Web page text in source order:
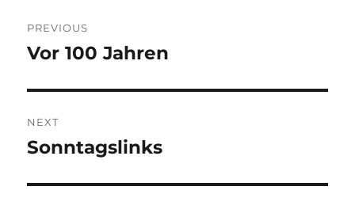
navigation
PREVIOUS
Previous
Vor 100 Jahren
NEXT
Next
Sonntagslinks